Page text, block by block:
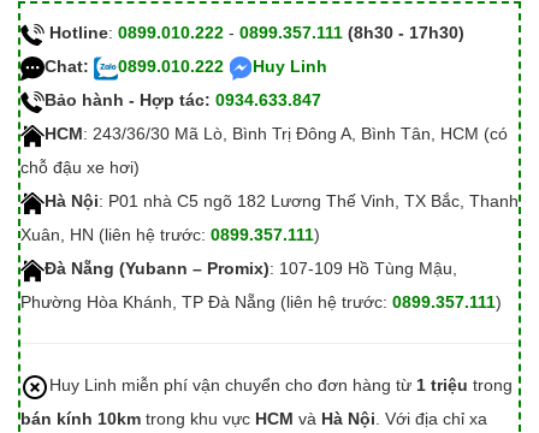
Hotline: 0899.010.222 - 0899.357.111 (8h30 - 17h30)
Chat:
0899.010.222
Huy Linh
Bảo hành - Hợp tác: 0934.633.847
HCM: 243/36/30 Mã Lò, Bình Trị Đông A, Bình Tân, HCM (có
chỗ đậu xe hơi)
Hà Nội: P01 nhà C5 ngõ 182 Lương Thế Vinh, TX Bắc, Thanh
Xuân, HN (liên hệ trước: 0899.357.111)
Đà Nẵng (Yubann – Promix): 107-109 Hồ Tùng Mậu,
Phường Hòa Khánh, TP Đà Nẵng (liên hệ trước: 0899.357.111)
Huy Linh miễn phí vận chuyển cho đơn hàng từ 1 triệu trong
bán kính 10km trong khu vực HCM và Hà Nội. Với địa chỉ xa